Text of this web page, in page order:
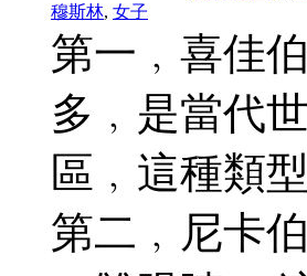
穆斯林, 女子
第一﹐喜佳
多﹐是當代
區﹐這種類
第二﹐尼卡